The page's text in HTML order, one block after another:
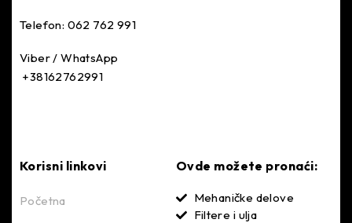
Telefon: 062 762 991
Viber / WhatsApp
+38162762991
Korisni linkovi
Početna
Ovde možete pronaći:
Mehaničke delove
Filtere i ulja